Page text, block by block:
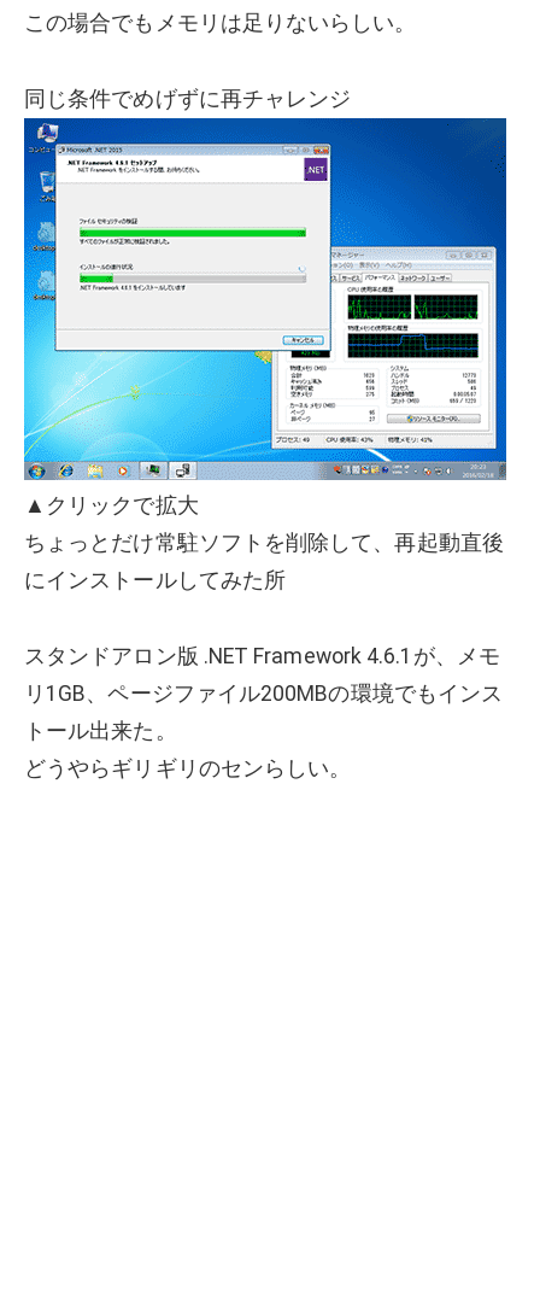
この場合でもメモリは足りないらしい。
同じ条件でめげずに再チャレンジ
▲クリックで拡大
ちょっとだけ常駐ソフトを削除して、再起動直後
にインストールしてみた所
スタンドアロン版 .NET Framework 4.6.1が、メモ
リ1GB、ページファイル200MBの環境でもインス
トール出来た。
どうやらギリギリのセンらしい。